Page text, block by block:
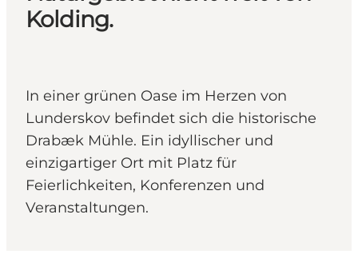
Kolding.
In einer grünen Oase im Herzen von
Lunderskov befindet sich die historische
Drabæk Mühle. Ein idyllischer und
einzigartiger Ort mit Platz für
Feierlichkeiten, Konferenzen und
Veranstaltungen.